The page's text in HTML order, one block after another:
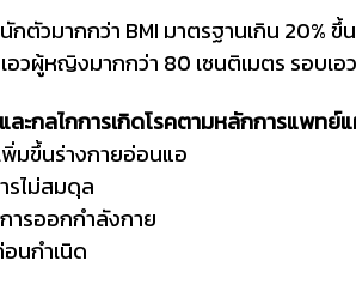
กตัวมากกว่า BMI มาตรฐานเกิน 20% ขึ้
อวผู้หญิงมากกว่า 80 เซนติเมตร รอบเ
ละกลไกการเกิดโรคตามหลักการแพทย์
พิ่มขึ้นร่างกายอ่อนแอ
รไม่สมดุล
ารออกกำลังกาย
นกำเนิด